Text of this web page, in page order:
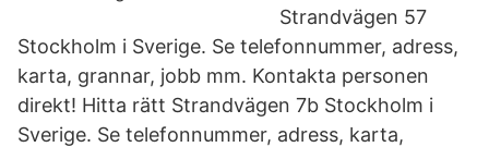
Strandvägen 57
Stockholm i Sverige. Se telefonnummer, adress,
karta, grannar, jobb mm. Kontakta personen
direkt! Hitta rätt Strandvägen 7b Stockholm i
Sverige. Se telefonnummer, adress, karta,